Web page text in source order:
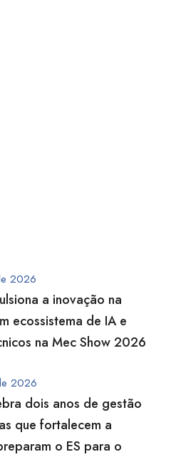
2026
a inovação na
ecossistema de IA e
na Mec Show 2026
2026
dois anos de gestão
que fortalecem a
o ES para o